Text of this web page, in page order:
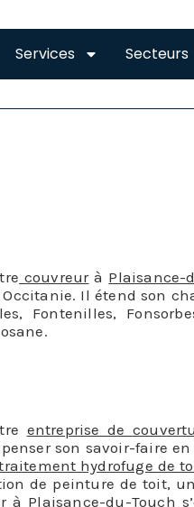
Services Secteurs
couvreurà Plaisance-
Il étend son
Fontenilles,
entreprise de
son savoir-faire
hydrofuge de
de peinture de toit,
Plaisance-du-Touch